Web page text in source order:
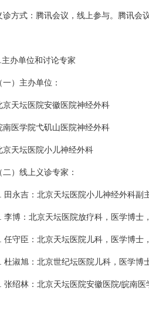
诊方式：腾讯会议，线上参与。腾讯
主办单位和讨论专家
（一）主办单位：
京天坛医院安徽医院神经外科
南医学院弋矶山医院神经外科
京天坛医院小儿神经外科
（二）线上义诊专家：
田永吉 ：北京天坛医院小儿神经外科副
李博 ：北京天坛医院放疗科 ，医学博士
任守臣 ：北京天坛医院 儿科 ，医学博士
杜淑旭：北京世纪坛医院 儿科 ，医学博
张绍林：北京天坛医院安徽医院/皖南医